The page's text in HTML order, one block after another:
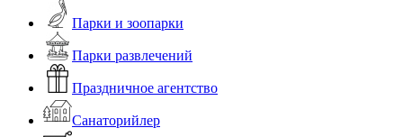
Парки и зоопарки
Парки развлечений
Праздничное агентство
Санаторийлер